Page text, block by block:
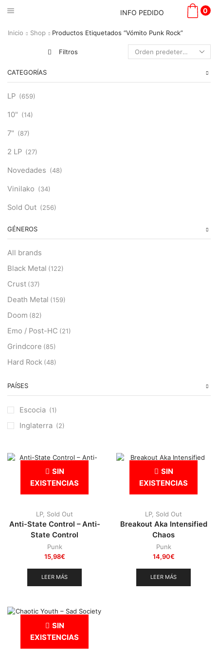
INFO PEDIDO 0
Inicio Shop Productos Etiquetados “Vómito Punk Rock”
Filtros
CATEGORÍAS
LP (659)
10" (14)
7" (87)
2 LP (27)
Novedades (48)
Vinilako (34)
Sold Out (256)
GÉNEROS
All brands
Black Metal (122)
Crust (37)
Death Metal (159)
Doom (82)
Emo / Post-HC (21)
Grindcore (85)
Hard Rock (48)
Heavy Metal(91)
Otros (38)
Prog(25)
Sludge(35)
Thrash Metal(108)
PAÍSES
Escocia (1)
Inglaterra (2)
SIN
EXISTENCIAS
LP, Sold Out
Anti-State Control – Anti-
State Control
Punk
15,98€
LEER MÁS
SIN
EXISTENCIAS
LP, Sold Out
Breakout Aka Intensified
Chaos
Punk
14,90€
LEER MÁS
SIN
EXISTENCIAS